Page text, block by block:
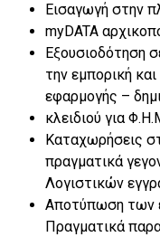
Εισαγωγή στην
myDATA
Εξουσιοδότηση
την εμπορική
εφαρμογής –
κλειδιού για
Καταχωρήσεις
πραγματικά
Λογιστικών
Αποτύπωση των
Πραγματικά